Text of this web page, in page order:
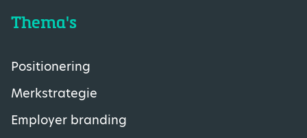
Thema's
Positionering
Merkstrategie
Employer branding